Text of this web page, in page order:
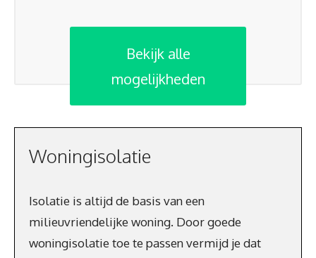
Bekijk alle
mogelijkheden
Woningisolatie
Isolatie is altijd de basis van een
milieuvriendelijke woning. Door goede
woningisolatie toe te passen vermijd je dat